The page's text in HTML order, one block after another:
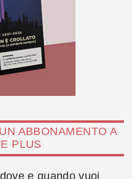
ABBONAMENTO A
PLUS
e quando vuoi